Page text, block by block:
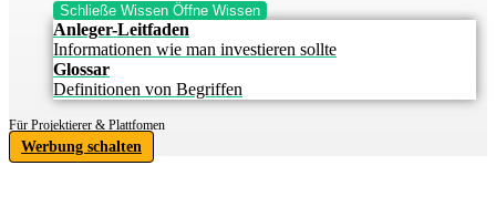
Schließe Wissen Öffne Wissen
Anleger-Leitfaden
Informationen wie man investieren sollte
Glossar
Definitionen von Begriffen
Für Projektierer & Plattfomen
Werbung schalten